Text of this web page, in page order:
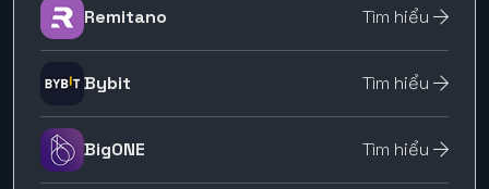
Remitano Tìm hiểu
Bybit Tìm hiểu
BigONE Tìm hiểu